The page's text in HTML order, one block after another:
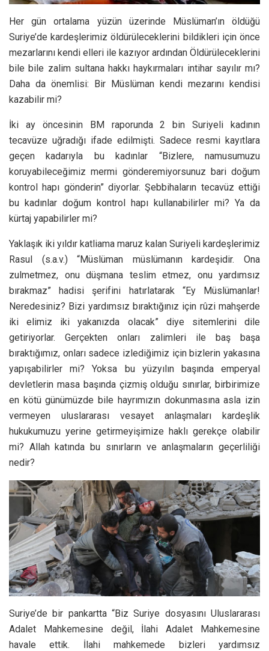
Her gün ortalama yüzün üzerinde Müslüman’ın öldüğü
Suriye’de kardeşlerimiz öldürüleceklerini bildikleri için önce
mezarlarını kendi elleri ile kazıyor ardından Öldürüleceklerini
bile bile zalim sultana hakkı haykırmaları intihar sayılır mı?
Daha da önemlisi: Bir Müslüman kendi mezarını kendisi
kazabilir mi?
İki ay öncesinin BM raporunda 2 bin Suriyeli kadının
tecavüze uğradığı ifade edilmişti. Sadece resmi kayıtlara
geçen kadarıyla bu kadınlar “Bizlere, namusumuzu
koruyabileceğimiz mermi gönderemiyorsunuz bari doğum
kontrol hapı gönderin” diyorlar. Şebbihaların tecavüz ettiği
bu kadınlar doğum kontrol hapı kullanabilirler mi? Ya da
kürtaj yapabilirler mi?
Yaklaşık iki yıldır katliama maruz kalan Suriyeli kardeşlerimiz
Rasul (s.a.v.) “Müslüman müslümanın kardeşidir. Ona
zulmetmez, onu düşmana teslim etmez, onu yardımsız
bırakmaz” hadisi şerifini hatırlatarak “Ey Müslümanlar!
Neredesiniz? Bizi yardımsız bıraktığınız için rûzi mahşerde
iki elimiz iki yakanızda olacak” diye sitemlerini dile
getiriyorlar. Gerçekten onları zalimleri ile baş başa
bıraktığımız, onları sadece izlediğimiz için bizlerin yakasına
yapışabilirler mi? Yoksa bu yüzyılın başında emperyal
devletlerin masa başında çizmiş olduğu sınırlar, birbirimize
en kötü günümüzde bile hayrımızın dokunmasına asla izin
vermeyen uluslararası vesayet anlaşmaları kardeşlik
hukukumuzu yerine getirmeyişimize haklı gerekçe olabilir
mi? Allah katında bu sınırların ve anlaşmaların geçerliliği
nedir?
Suriye’de bir pankartta “Biz Suriye dosyasını Uluslararası
Adalet Mahkemesine değil, İlahi Adalet Mahkemesine
havale ettik. İlahi mahkemede bizleri yardımsız